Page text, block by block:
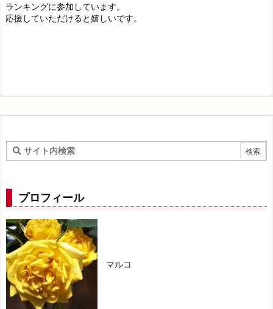
ランキングに参加しています。
応援していただけると嬉しいです。
プロフィール
マルコ